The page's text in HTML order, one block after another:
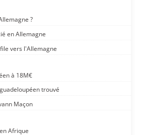
?
en Allemagne
vers l'Allemagne
à 18M€
trouvé
Maçon
Afrique